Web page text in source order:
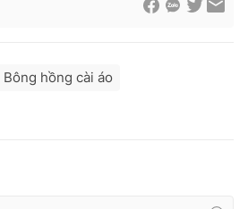
Bông hồng cài áo